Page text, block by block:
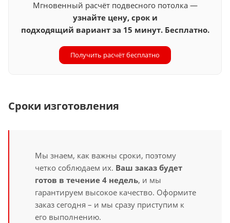
Мгновенный расчёт подвесного потолка —
узнайте цену, срок и
подходящий вариант за 15 минут. Бесплатно.
Получить расчёт бесплатно
Сроки изготовления
Мы знаем, как важны сроки, поэтому
четко соблюдаем их. Ваш заказ будет
готов в течение 4 недель, и мы
гарантируем высокое качество. Оформите
заказ сегодня – и мы сразу приступим к
его выполнению.